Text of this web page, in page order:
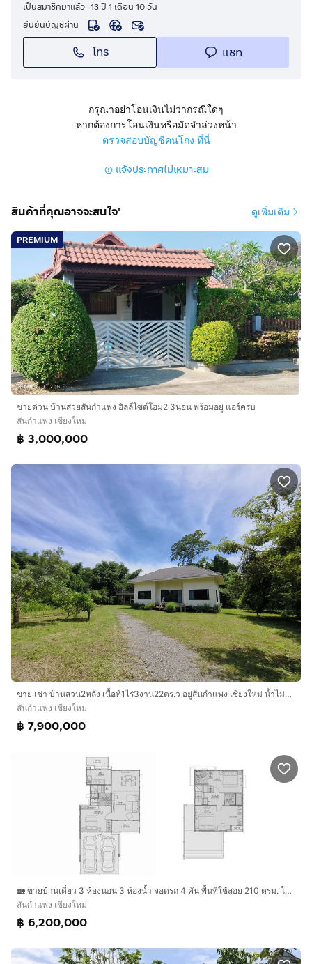
สนใจติดต่อ TEL/id Line :กดเพื่อดูเบอร์โทร xxxxxx989
www.facebook.com/cactuspoolvillachiangmai
เป็นสมาชิกมาแล้ว 13 ปี 1 เดือน 10 วัน
ยืนยันบัญชีผ่าน
โทร แชท
กรุณาอย่าโอนเงินไม่ว่ากรณีใดๆ
หากต้องการโอนเงินหรือมัดจำล่วงหน้า
ตรวจสอบบัญชีคนโกง ที่นี่
แจ้งประกาศไม่เหมาะสม
สินค้าที่คุณอาจจะสนใจ' ดูเพิ่มเติม
PREMIUM
ขายด่วน บ้านสวยสันกำแพง ฮิลล์ไซด์โฮม2 3นอน พร้อมอยู่ แอร์ครบ
สันกำแพง เชียงใหม่
฿ 3,000,000
ขาย เช่า บ้านสวน2หลัง เนื้อที่1ไร่3งาน22ตร.ว อยู่สันกำแพง เชียงใหม่ น้ำไม่ท่วม ใกล้ถนนคนเดิน
สันกำแพง เชียงใหม่
฿ 7,900,000
🏡 ขายบ้านเดี่ยว 3 ห้องนอน 3 ห้องน้ำ จอดรถ 4 คัน พื้นที่ใช้สอย 210 ตรม. โครงการ Inizio เชียงใหม่
สันกำแพง เชียงใหม่
฿ 6,200,000